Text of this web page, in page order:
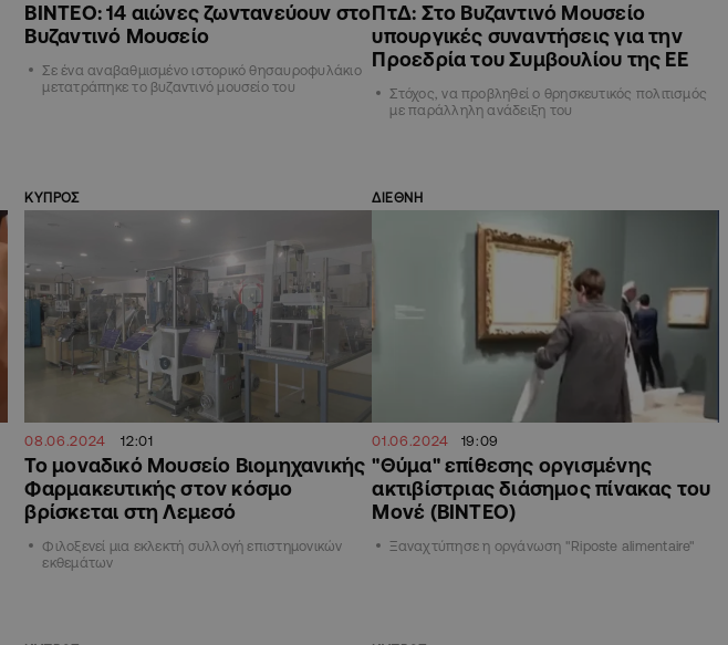
ΒΙΝΤΕΟ: 14 αιώνες ζωντανεύουν στο
Βυζαντινό Μουσείο
Σε ένα αναβαθμισμένο ιστορικό θησαυροφυλάκιο
μετατράπηκε το βυζαντινό μουσείο του
ΠτΔ: Στο Βυζαντινό Μουσείο
υπουργικές συναντήσεις για την
Προεδρία του Συμβουλίου της ΕΕ
Στόχος, να προβληθεί ο θρησκευτικός πολιτισμός
με παράλληλη ανάδειξη του
ΚΥΠΡΟΣ
08.06.2024 12:01
Το μοναδικό Μουσείο Βιομηχανικής
Φαρμακευτικής στον κόσμο
βρίσκεται στη Λεμεσό
Φιλοξενεί μια εκλεκτή συλλογή επιστημονικών
εκθεμάτων
ΔΙΕΘΝΗ
01.06.2024 19:09
"Θύμα" επίθεσης οργισμένης
ακτιβίστριας διάσημος πίνακας του
Μονέ (ΒΙΝΤΕΟ)
Ξαναχτύπησε η οργάνωση "Riposte alimentaire"